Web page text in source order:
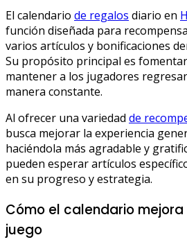
El calendario de regalos diario en
función diseñada para
varios artículos y bonificaciones
Su propósito principal es
mantener a los jugadores
manera constante.
Al ofrecer una variedad de
busca mejorar la experiencia
haciéndola más agradable y
pueden esperar artículos
en su progreso y estrategia.
Cómo el calendario
juego